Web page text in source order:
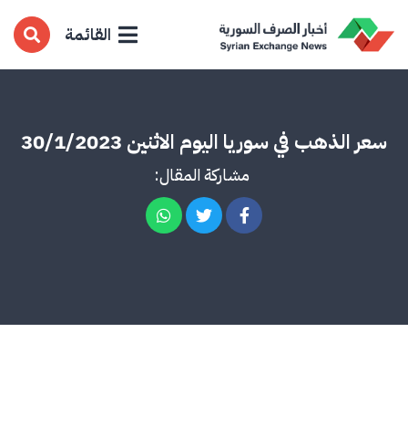
القائمة
سعر الذهب في سوريا اليوم الاثنين 30/1/2023
مشاركة المقال: